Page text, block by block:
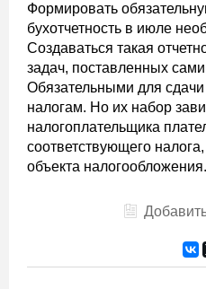
Формировать
бухотчетность в июле
Создаваться такая
задач, поставленных
Обязательными для
налогам. Но их набор
налогоплательщика
соответствующего
объекта налогообложения.